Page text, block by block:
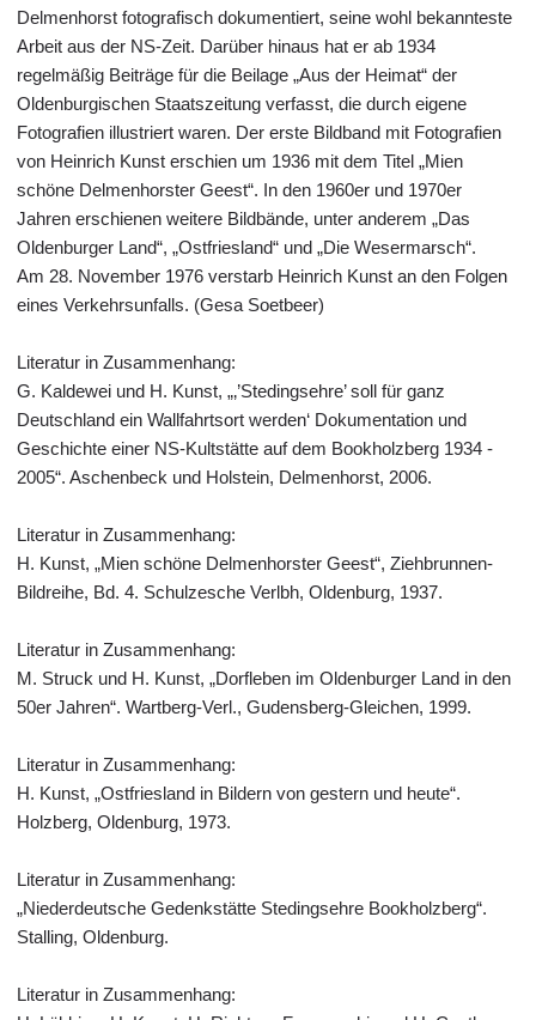
Delmenhorst fotografisch dokumentiert, seine wohl bekannteste
Arbeit aus der NS-Zeit. Darüber hinaus hat er ab 1934
regelmäßig Beiträge für die Beilage „Aus der Heimat“ der
Oldenburgischen Staatszeitung verfasst, die durch eigene
Fotografien illustriert waren. Der erste Bildband mit Fotografien
von Heinrich Kunst erschien um 1936 mit dem Titel „Mien
schöne Delmenhorster Geest“. In den 1960er und 1970er
Jahren erschienen weitere Bildbände, unter anderem „Das
Oldenburger Land“, „Ostfriesland“ und „Die Wesermarsch“.
Am 28. November 1976 verstarb Heinrich Kunst an den Folgen
eines Verkehrsunfalls. (Gesa Soetbeer)
Literatur in Zusammenhang:
G. Kaldewei und H. Kunst, „‚’Stedingsehre’ soll für ganz
Deutschland ein Wallfahrtsort werden‘ Dokumentation und
Geschichte einer NS-Kultstätte auf dem Bookholzberg 1934 -
2005“. Aschenbeck und Holstein, Delmenhorst, 2006.
Literatur in Zusammenhang:
H. Kunst, „Mien schöne Delmenhorster Geest“, Ziehbrunnen-
Bildreihe, Bd. 4. Schulzesche Verlbh, Oldenburg, 1937.
Literatur in Zusammenhang:
M. Struck und H. Kunst, „Dorfleben im Oldenburger Land in den
50er Jahren“. Wartberg-Verl., Gudensberg-Gleichen, 1999.
Literatur in Zusammenhang:
H. Kunst, „Ostfriesland in Bildern von gestern und heute“.
Holzberg, Oldenburg, 1973.
Literatur in Zusammenhang:
„Niederdeutsche Gedenkstätte Stedingsehre Bookholzberg“.
Stalling, Oldenburg.
Literatur in Zusammenhang: